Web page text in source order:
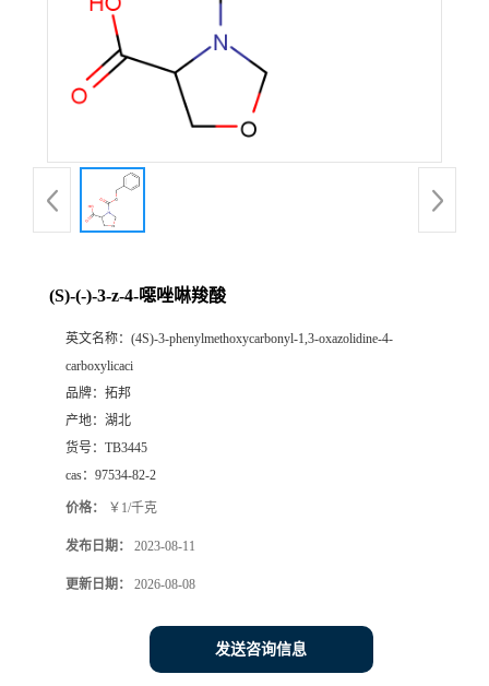
(S)-(-)-3-z-4-噁唑啉羧酸
英文名称： (4S)-3-phenylmethoxycarbonyl-1,3-oxazolidine-4-
carboxylicaci
品牌： 拓邦
产地： 湖北
货号： TB3445
cas： 97534-82-2
价格： ￥1/千克
发布日期： 2023-08-11
更新日期： 2026-08-08
发送咨询信息